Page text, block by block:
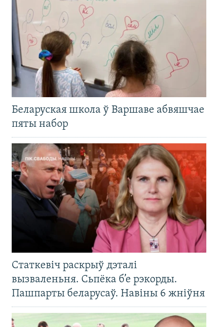
Беларуская школа ў Варшаве абвяшчае
пяты набор
Статкевіч раскрыў дэталі
вызваленьня. Сьпёка б’е рэкорды.
Пашпарты беларусаў. Навіны 6 жніўня